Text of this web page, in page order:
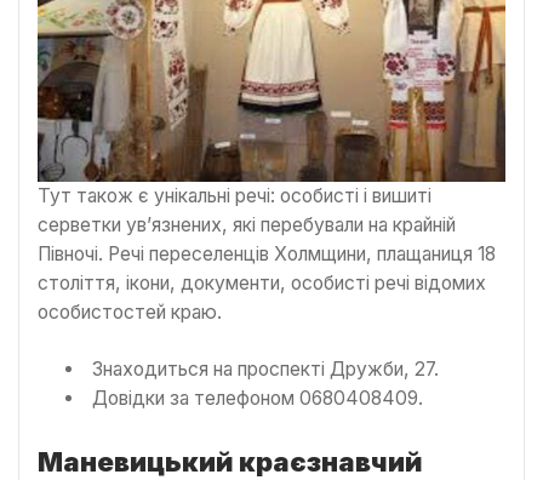
Тут також є унікальні речі: особисті і вишиті
серветки ув’язнених, які перебували на крайній
Півночі. Речі переселенців Холмщини, плащаниця 18
століття, ікони, документи, особисті речі відомих
особистостей краю.
Знаходиться на проспекті Дружби, 27.
Довідки за телефоном 0680408409.
Маневицький краєзнавчий